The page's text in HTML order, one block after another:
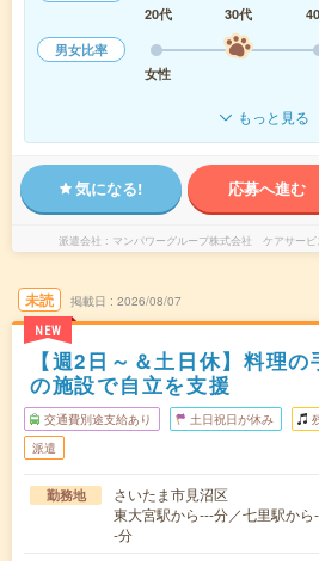
20代
30代
男女比率
女性
もっと見る
気になる! 応募へ進む
派遣会社 マンパワーグループ株式会社 ケアサー
未読
NEW
掲載日 2026/08/07
【週2日～＆土日休】料理
の施設で自立を支援
交通費別途支給あり 土日祝日が休み
派遣
勤務地
さいたま市見沼区
東大宮駅から---分／七里駅か
-分